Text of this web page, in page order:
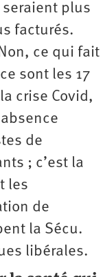
seraient plus
facturés.
ce qui fait
sont les 17
crise Covid,
de
; c’est la
les
de
la Sécu.
libérales.